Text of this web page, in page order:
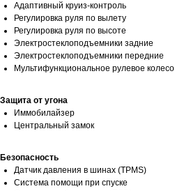
Адаптивный круиз-контроль
Регулировка руля по вылету
Регулировка руля по высоте
Электростеклоподъемники задние
Электростеклоподъемники передние
Мультифункциональное рулевое колесо
Защита от угона
Иммобилайзер
Центральный замок
Безопасность
Датчик давления в шинах (TPMS)
Система помощи при спуске